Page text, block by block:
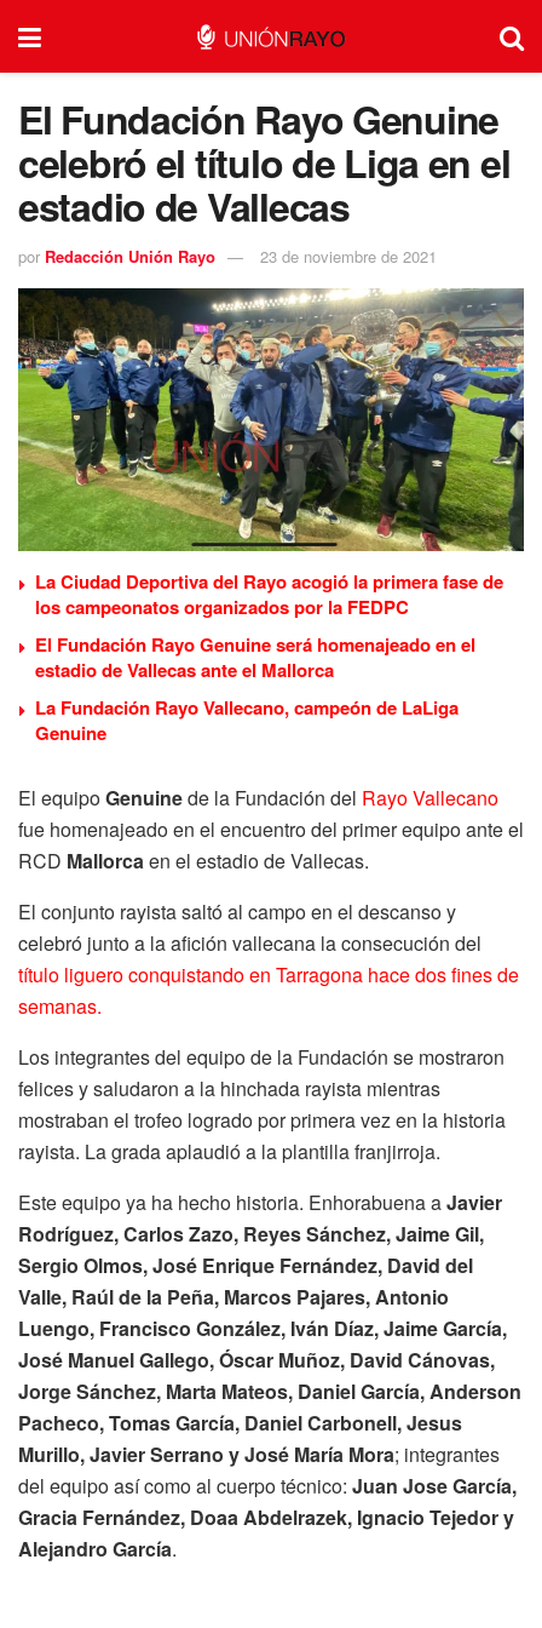
El Fundación Rayo Genuine
celebró el título de Liga en el
estadio de Vallecas
por Redacción Unión Rayo 23 de noviembre de 2021
La Ciudad Deportiva del Rayo acogió la primera fase de
los campeonatos organizados por la FEDPC
El Fundación Rayo Genuine será homenajeado en el
estadio de Vallecas ante el Mallorca
La Fundación Rayo Vallecano, campeón de LaLiga
Genuine
El equipoGenuinede la Fundación del Rayo Vallecano
fue homenajeado en el encuentro del primer equipo ante el
RCD Mallorca en el estadio de Vallecas.
El conjunto rayista saltó al campo en el descanso y
celebró junto a la afición vallecana la consecución del
título liguero conquistando en Tarragona hace dos fines de
semanas.
Los integrantes del equipo de la Fundación se mostraron
felices y saludaron a la hinchada rayista mientras
mostraban el trofeo logrado por primera vez en la historia
rayista. La grada aplaudió a la plantilla franjirroja.
Este equipo ya ha hecho historia. Enhorabuena aJavier
Rodríguez, Carlos Zazo, Reyes Sánchez, Jaime Gil,
Sergio Olmos, José Enrique Fernández, David del
Valle, Raúl de la Peña, Marcos Pajares, Antonio
Luengo, Francisco González, Iván Díaz, Jaime García,
José Manuel Gallego, Óscar Muñoz, David Cánovas,
Jorge Sánchez, Marta Mateos, Daniel García, Anderson
Pacheco, Tomas García, Daniel Carbonell, Jesus
Murillo, Javier Serrano y José María Mora; integrantes
del equipo así como al cuerpo técnico: Juan Jose García,
Gracia Fernández, Doaa Abdelrazek, Ignacio Tejedor y
Alejandro García.